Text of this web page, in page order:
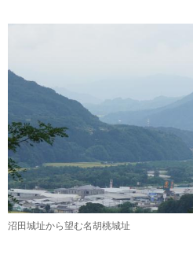
沼田城址から望む名胡桃城址